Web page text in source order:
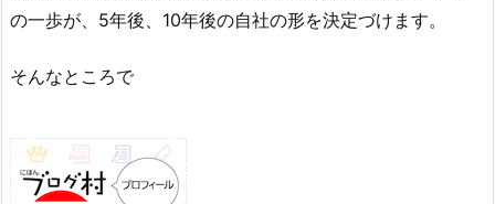
の一歩が、5年後、10年後の自社の形を決定づけます。
そんなところで